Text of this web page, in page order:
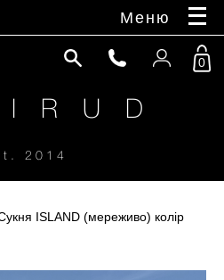
Меню
R U D
2014
0
ISLAND (мереживо) колір